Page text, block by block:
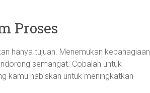
Proses
hanya tujuan. Menemukan kebahagiaan
semangat. Cobalah untuk
kamu habiskan untuk meningkatkan